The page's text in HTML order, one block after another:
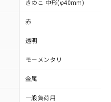
きのこ 中形(φ40mm)
赤
透明
モーメンタリ
金属
一般負荷用